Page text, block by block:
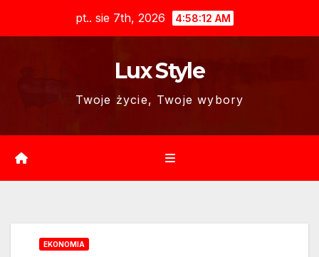
pt.. sie 7th, 2026 4:58:13 AM
Lux Style
Twoje życie, Twoje wybory
EKONOMIA